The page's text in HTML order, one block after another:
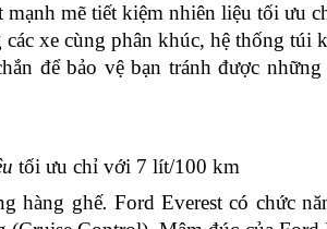
mẽ tiết kiệm nhiên liệu tối ưu
xe cùng phân khúc, hệ thống túi
để bảo vệ bạn tránh được những
tối ưu chỉ với 7 lít/100 km
hàng ghế. Ford Everest có chức